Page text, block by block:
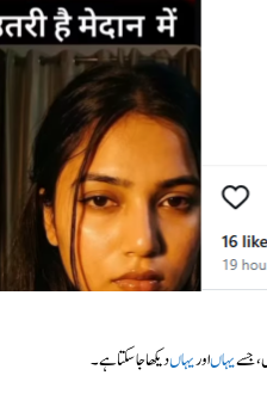
جسےیہاںاوریہاںدیکھا جا سکتا ہے۔